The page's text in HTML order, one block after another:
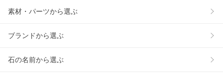
素材・パーツから選ぶ
ブランドから選ぶ
石の名前から選ぶ